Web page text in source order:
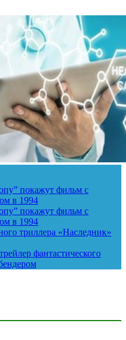
покажут фильм с
в 1994
покажут фильм с
в 1994
триллера «Наследник»
фантастического